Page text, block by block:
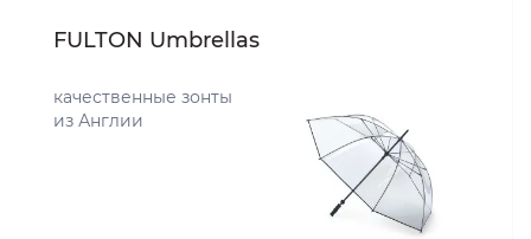
FULTON Umbrellas
качественные зонты
из Англии